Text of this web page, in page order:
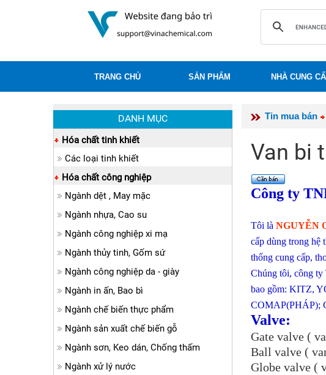
TRANG CHỦ SẢN PHẨM NHÀ CUNG
Tin mua bán
Van bi
Công ty
Tôi là NGUYỄN
cấp dùng trong
thống cung cấp,
Chúng tôi, công
bao gồm: KITZ,
COMAP(PHÁP);
Valve:
Gate valve (
Ball valve (
Globe valve (
DANH MỤC
Hóa chất tinh khiết
Các loại tinh khiết
Hóa chất công nghiệp
Ngành dệt , May mặc
Ngành nhựa, Cao su
Ngành công nghiệp xi mạ
Ngành thủy tinh, Gốm sứ
Ngành công nghiệp da - giày
Ngành in ấn, Bao bì
Ngành chế biến thực phẩm
Ngành sản xuất chế biến gỗ
Ngành sơn, Keo dán, Chống thấm
Ngành xử lý nước